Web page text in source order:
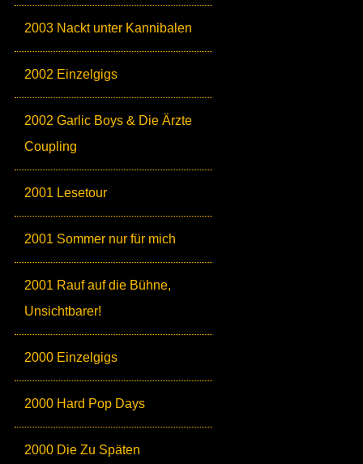
2003 Nackt unter Kannibalen
2002 Einzelgigs
2002 Garlic Boys & Die Ärzte
Coupling
2001 Lesetour
2001 Sommer nur für mich
2001 Rauf auf die Bühne,
Unsichtbarer!
2000 Einzelgigs
2000 Hard Pop Days
2000 Die Zu Späten